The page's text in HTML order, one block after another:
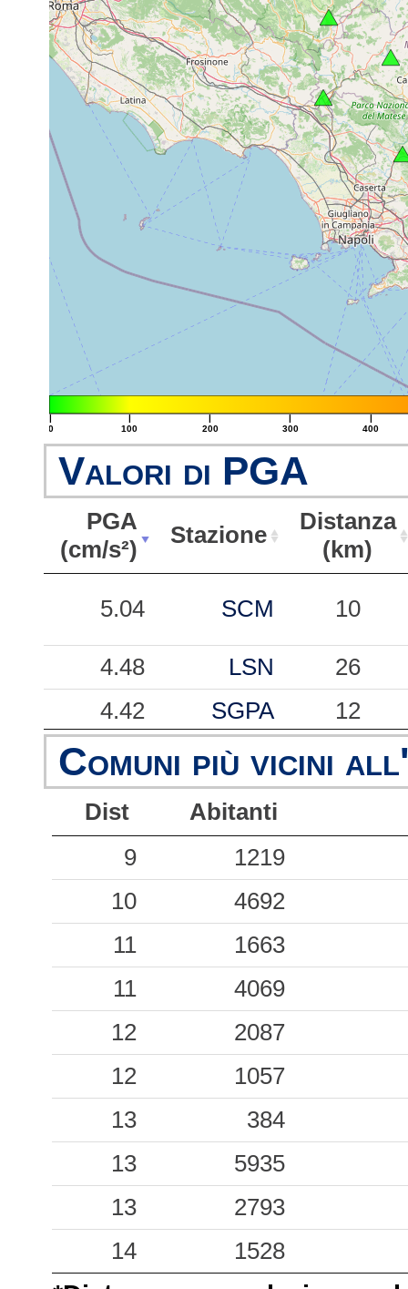
|
0
|
100
|
200
|
300
|
400
Valori di PGA
PGA
(cm/s²)
Stazione
Distanza
(km)
(cm/s²)
(km)
5.04 SCM 10
4.48 LSN
26
4.42
SGPA 12
3.30 CNM 11
2.18 SGSC
2.06 SNN 41
1.22 VNF1
1.19
LRNO
0.86
SGMA
0.83
GLNS
0.67
CER
0.51
CNMT
0.50
PTC
0.40
PLTA
Comuni più vicini
Dist
Abitanti
9
1219
10
4692
11
1663
11
4069
12
2087
12
1057
13
384
13
5935
13
2793
14
1528